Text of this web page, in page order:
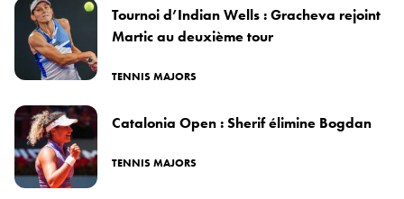
Tournoi d’Indian Wells : Gracheva rejoint
Martic au deuxième tour
TENNIS MAJORS
Catalonia Open : Sherif élimine Bogdan
TENNIS MAJORS